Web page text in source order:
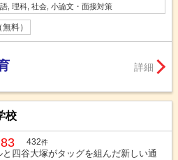
, 理科, 社会, 小論文・面接対策
料）
詳細
校
432件
四谷大塚がタッグを組んだ新しい通